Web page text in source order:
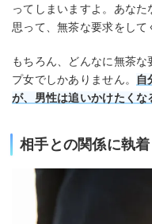
ってしまいますよ。あな
思って、無茶な要求をして
もちろん、どんなに無茶
プ女でしかありません。
自
が、男性は追いかけたくな
相手との関係に執